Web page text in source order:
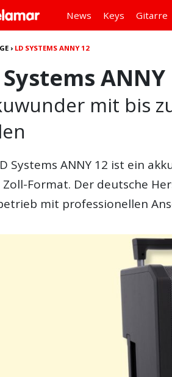
News Keys Gitarre
› LD SYSTEMS ANNY 12
Systems ANNY
mit bis
Systems ANNY 12 ist ein
Zoll-Format. Der deutsche
mit professionellen